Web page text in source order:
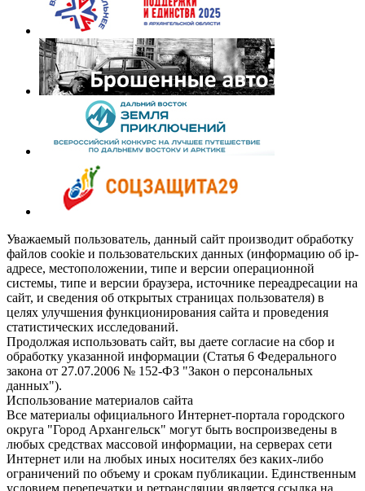
Уважаемый пользователь, данный сайт производит обработку
файлов cookie и пользовательских данных (информацию об ip-
адресе, местоположении, типе и версии операционной
системы, типе и версии браузера, источнике переадресации на
сайт, и сведения об открытых страницах пользователя) в
целях улучшения функционирования сайта и проведения
статистических исследований.
Продолжая использовать сайт, вы даете согласие на сбор и
обработку указанной информации (Статья 6 Федерального
закона от 27.07.2006 № 152-ФЗ "Закон о персональных
данных").
Использование материалов сайта
Все материалы официального Интернет-портала городского
округа "Город Архангельск" могут быть воспроизведены в
любых средствах массовой информации, на серверах сети
Интернет или на любых иных носителях без каких-либо
ограничений по объему и срокам публикации. Единственным
условием перепечатки и ретрансляции является ссылка на